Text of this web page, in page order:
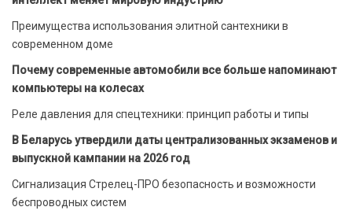
Преимущества использования элитной сантехники в
современном доме
Почему современные автомобили все больше напоминают
компьютеры на колесах
Реле давления для спецтехники: принцип работы и типы
В Беларусь утвердили даты централизованных экзаменов и
выпускной кампании на 2026 год
Сигнализация Стрелец-ПРО безопасность и возможности
беспроводных систем